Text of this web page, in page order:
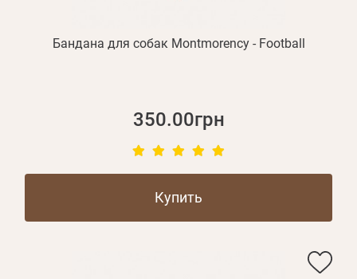
Бандана для собак Montmorency - Football
350.00грн
Купить